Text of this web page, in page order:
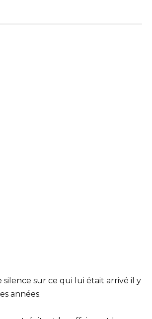
silence sur ce qui lui était arrivé il y
années.